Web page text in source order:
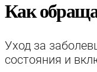
Как
Уход за
состояния и